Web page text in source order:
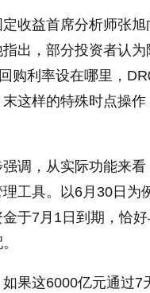
收益首席分析师张
出，部分投资者认
购利率设在哪里，
这样的特殊时点操
调，从实际功能来
工具。以6月30日为
于7月1日到期，恰
果这6000亿元通过